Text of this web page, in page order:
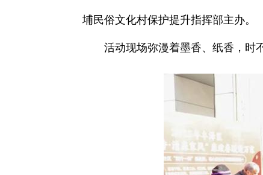
埔民俗文化村保护提升指挥部主办。
活动现场弥漫着墨香、纸香，时